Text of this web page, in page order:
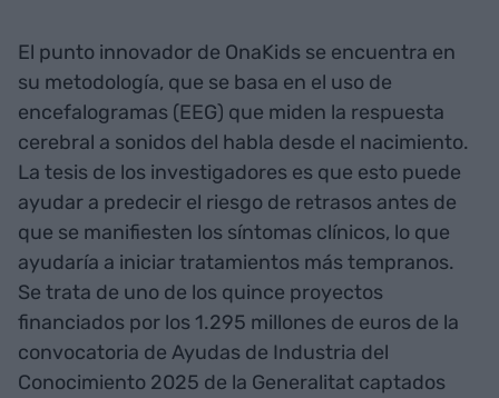
El punto innovador de OnaKids se encuentra en
su metodología, que se basa en el uso de
encefalogramas (EEG) que miden la respuesta
cerebral a sonidos del habla desde el nacimiento.
La tesis de los investigadores es que esto puede
ayudar a predecir el riesgo de retrasos antes de
que se manifiesten los síntomas clínicos, lo que
ayudaría a iniciar tratamientos más tempranos.
Se trata de uno de los quince proyectos
financiados por los 1.295 millones de euros de la
convocatoria de Ayudas de Industria del
Conocimiento 2025 de la Generalitat captados